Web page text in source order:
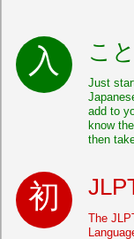
こ
Just
add to
know
then
The